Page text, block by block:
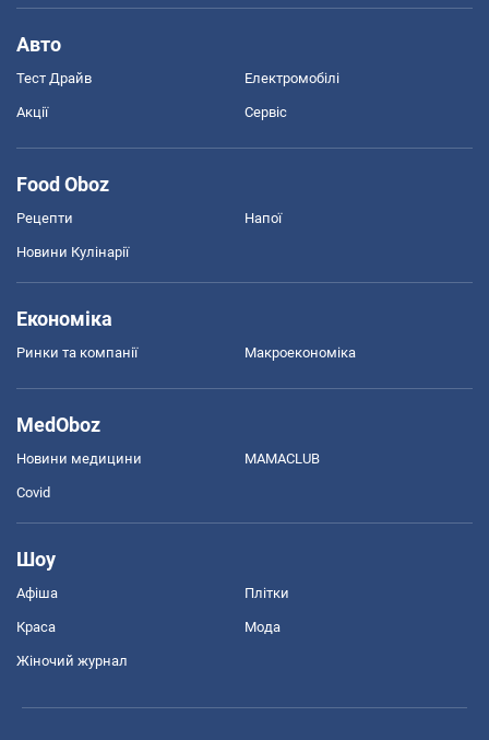
Авто
Тест Драйв Електромобілі
Акції Сервіс
Food Oboz
Рецепти Напої
Новини Кулінарії
Економіка
Ринки та компанії Макроекономіка
MedOboz
Новини медицини MAMACLUB
Covid
Шоу
Афіша Плітки
Краса Мода
Жіночий журнал